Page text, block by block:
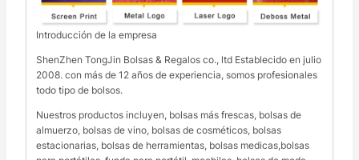
Introducción de la empresa
ShenZhen TongJin Bolsas & Regalos co., ltd Establecido en julio
2008. con más de 12 años de experiencia, somos profesionales
todo tipo de bolsos.
Nuestros productos incluyen, bolsas más frescas, bolsas de
almuerzo, bolsas de vino, bolsas de cosméticos, bolsas
estacionarias, bolsas de herramientas, bolsas medicas,bolsas